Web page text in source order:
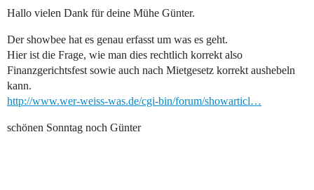
Hallo vielen Dank für deine Mühe Günter.
Der showbee hat es genau erfasst um was es geht.
Hier ist die Frage, wie man dies rechtlich korrekt also
Finanzgerichtsfest sowie auch nach Mietgesetz korrekt aushebeln
kann.
http://www.wer-weiss-was.de/cgi-bin/forum/showarticl…
schönen Sonntag noch Günter